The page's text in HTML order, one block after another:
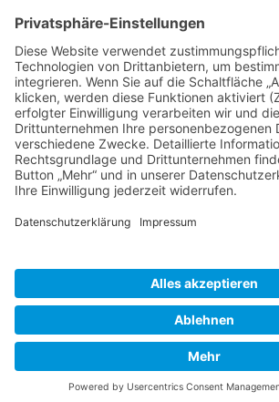
Sprechzeiten Stadtverwaltung
Mo 09.00 - 12.00 Uhr
Di
13.00 - 16.00 Uhr
Mi geschlossen
Do 09.00 - 12.00 und 13.00 - 18.00 Uhr
Fr
09.00 - 12.00 Uhr
Navigation überspringen
Datenschutz